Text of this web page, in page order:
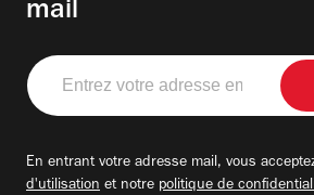
mail
Entrez
votre
adresse
En entrant votre adresse mail, vous
d'utilisation et notre politique de